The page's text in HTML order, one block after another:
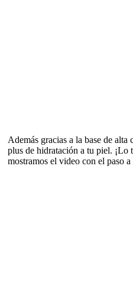
Además gracias a la base de
plus de hidratación a tu piel.
mostramos el video con el paso